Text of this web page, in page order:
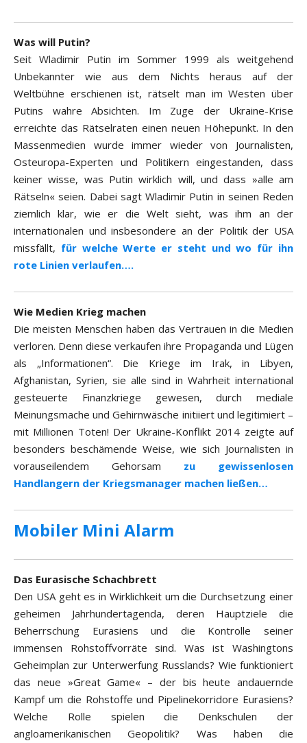
Was will Putin?
Seit Wladimir Putin im Sommer 1999 als weitgehend
Unbekannter wie aus dem Nichts heraus auf der
Weltbühne erschienen ist, rätselt man im Westen über
Putins wahre Absichten. Im Zuge der Ukraine-Krise
erreichte das Rätselraten einen neuen Höhepunkt. In den
Massenmedien wurde immer wieder von Journalisten,
Osteuropa-Experten und Politikern eingestanden, dass
keiner wisse, was Putin wirklich will, und dass »alle am
Rätseln« seien. Dabei sagt Wladimir Putin in seinen Reden
ziemlich klar, wie er die Welt sieht, was ihm an der
internationalen und insbesondere an der Politik der USA
missfällt, für welche Werte er steht und wo für ihn
rote Linien verlaufen….
Wie Medien Krieg machen
Die meisten Menschen haben das Vertrauen in die Medien
verloren. Denn diese verkaufen ihre Propaganda und Lügen
als „Informationen“. Die Kriege im Irak, in Libyen,
Afghanistan, Syrien, sie alle sind in Wahrheit international
gesteuerte Finanzkriege gewesen, durch mediale
Meinungsmache und Gehirnwäsche initiiert und legitimiert –
mit Millionen Toten! Der Ukraine-Konflikt 2014 zeigte auf
besonders beschämende Weise, wie sich Journalisten in
vorauseilendem Gehorsam zu gewissenlosen
Handlangern der Kriegsmanager machen ließen…
Mobiler Mini Alarm
Das Eurasische Schachbrett
Den USA geht es in Wirklichkeit um die Durchsetzung einer
geheimen Jahrhundertagenda, deren Hauptziele die
Beherrschung Eurasiens und die Kontrolle seiner
immensen Rohstoffvorräte sind. Was ist Washingtons
Geheimplan zur Unterwerfung Russlands? Wie funktioniert
das neue »Great Game« – der bis heute andauernde
Kampf um die Rohstoffe und Pipelinekorridore Eurasiens?
Welche Rolle spielen die Denkschulen der
angloamerikanischen Geopolitik? Was haben die